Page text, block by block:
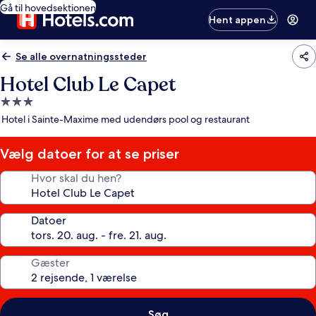
Gå til hovedsektionen
Hent appen
Se alle overnatningssteder
Hotel Club Le Capet
3.0-
stjernet
Hotel i Sainte-Maxime med udendørs pool og restaurant
Vælg datoer for at se priser
Hvor skal du hen?
Datoer
Gæster